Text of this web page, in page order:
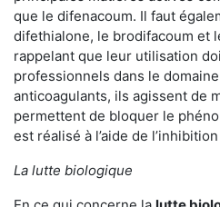
que le difenacoum. Il faut
difethialone, le brodifacoum et
rappelant que leur utilisation
professionnels dans le
anticoagulants, ils agissent de
permettent de bloquer le
est réalisé à l’aide de
La lutte biologique